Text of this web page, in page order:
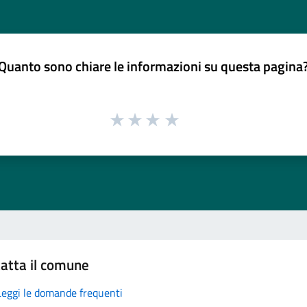
sono chiare le informazioni su questa
il comune
le domande frequenti